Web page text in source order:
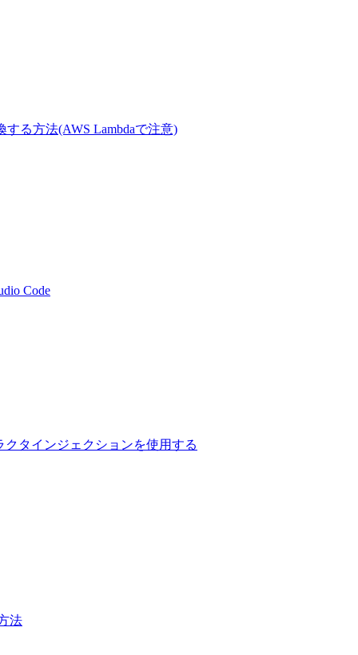
する方法(AWS Lambdaで注意)
Code
クタインジェクションを使用する
法